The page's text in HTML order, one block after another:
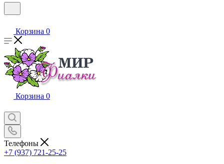
Корзина 0
Корзина 0
Телефоны
+7 (937) 721-25-25